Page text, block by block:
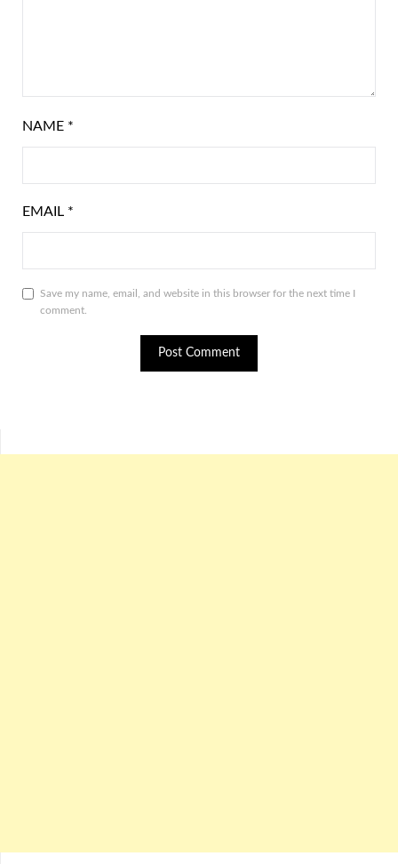
NAME *
EMAIL *
Save my name, email, and website in this browser for the next time I
comment.